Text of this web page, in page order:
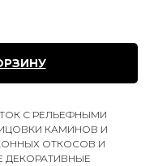
С РЕЛЬЕФНЫМИ
КАМИНОВ И
ОТКОСОВ И
ДЕКОРАТИВНЫЕ